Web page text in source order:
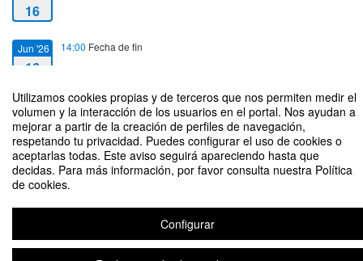
Utilizamos cookies propias y de terceros que nos permiten medir el
volumen y la interacción de los usuarios en el portal. Nos ayudan a
mejorar a partir de la creación de perfiles de navegación,
respetando tu privacidad. Puedes configurar el uso de cookies o
aceptarlas todas. Este aviso seguirá apareciendo hasta que
decidas. Para más información, por favor consulta nuestra Política
de cookies.
Configurar
16
Jun '26
16
14:00 Fecha de fin
Capacitación online | EndNote como apoyo metodológico en la redacción
científica
Académica